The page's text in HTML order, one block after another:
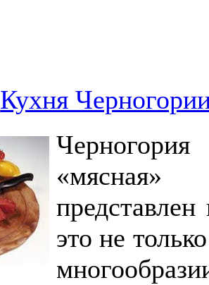
Кухня
это не